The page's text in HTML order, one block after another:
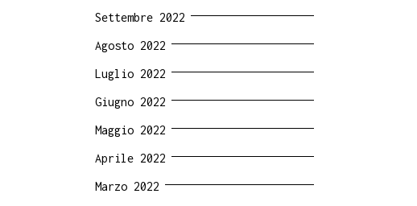
Settembre 2022
Agosto 2022
Luglio 2022
Giugno 2022
Maggio 2022
Aprile 2022
Marzo 2022